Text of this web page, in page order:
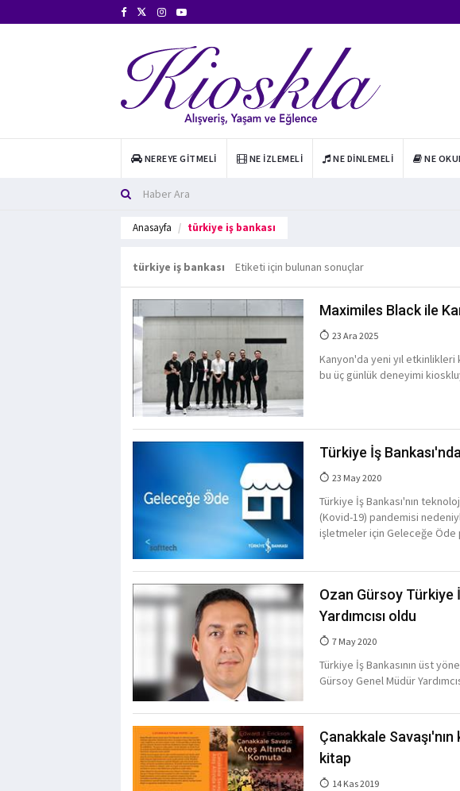
NEREYE GITMELI NE İZLEMELI NE DINLEMELI NE
Anasayfa türkiye iş bankası
türkiye iş bankası Etiketi için bulunan sonuçlar
Maximiles Black ile
23 Ara 2025
Kanyon'da yeni yıl etkinlikleri
bu üç günlük deneyimi
Türkiye İş
23 May 2020
Türkiye İş Bankası'nın
(Kovid-19) pandemisi
işletmeler için Geleceğe
Ozan Gürsoy Türkiye
Yardımcısı oldu
7 May 2020
Türkiye İş Bankasının üst
Gürsoy Genel Müdür
Çanakkale
kitap
14 Kas 2019